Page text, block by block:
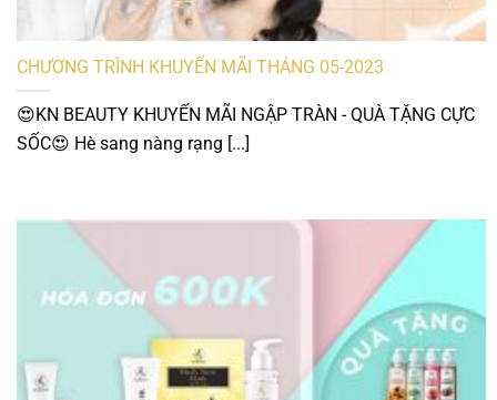
CHƯƠNG TRÌNH KHUYẾN MÃI THÁNG 05-2023
😍KN BEAUTY KHUYẾN MÃI NGẬP TRÀN - QUÀ TẶNG CỰC
SỐC😍 Hè sang nàng rạng [...]